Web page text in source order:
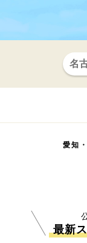
名
愛知
最新